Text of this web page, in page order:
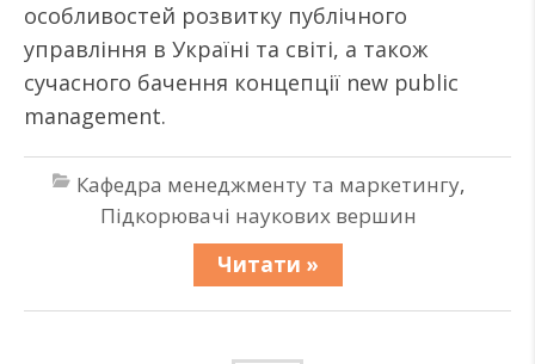
особливостей розвитку публічного
управління в Україні та світі, а також
сучасного бачення концепції new public
management.
Кафедра менеджменту та маркетингу,
Підкорювачі наукових вершин
Читати »